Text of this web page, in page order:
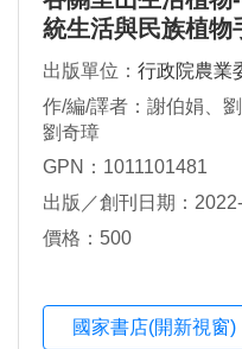
統生活與民族植物
出版單位： 行政院農業
作/編/譯者：謝伯娟、
劉奇璋
GPN：1011101481
出版／創刊日期：
價格：500
國家書店(開新視窗)